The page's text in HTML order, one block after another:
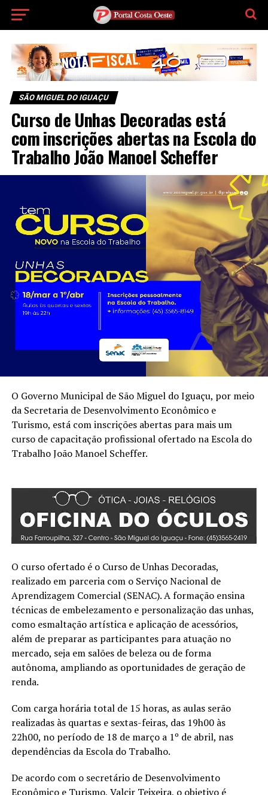
SÃO MIGUEL DO IGUAÇU
Curso de Unhas Decoradas está
com inscrições abertas na Escola do
Trabalho João Manoel Scheffer
O Governo Municipal de São Miguel do Iguaçu, por meio
da Secretaria de Desenvolvimento Econômico e
Turismo, está com inscrições abertas para mais um
curso de capacitação profissional ofertado na Escola do
Trabalho João Manoel Scheffer.
O curso ofertado é o Curso de Unhas Decoradas,
realizado em parceria com o Serviço Nacional de
Aprendizagem Comercial (SENAC). A formação ensina
técnicas de embelezamento e personalização das unhas,
como esmaltação artística e aplicação de acessórios,
além de preparar as participantes para atuação no
mercado, seja em salões de beleza ou de forma
autônoma, ampliando as oportunidades de geração de
renda.
Com carga horária total de 15 horas, as aulas serão
realizadas às quartas e sextas-feiras, das 19h00 às
22h00, no período de 18 de março a 1º de abril, nas
dependências da Escola do Trabalho.
De acordo com o secretário de Desenvolvimento
Econômico e Turismo, Valcir Teixeira, o objetivo é